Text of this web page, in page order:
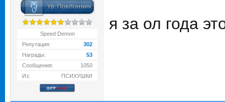
Speed Demon
Репутация:
302
Награды:
53
Сообщения:
1050
Из:
ПСИХУШКИ
я за ол года